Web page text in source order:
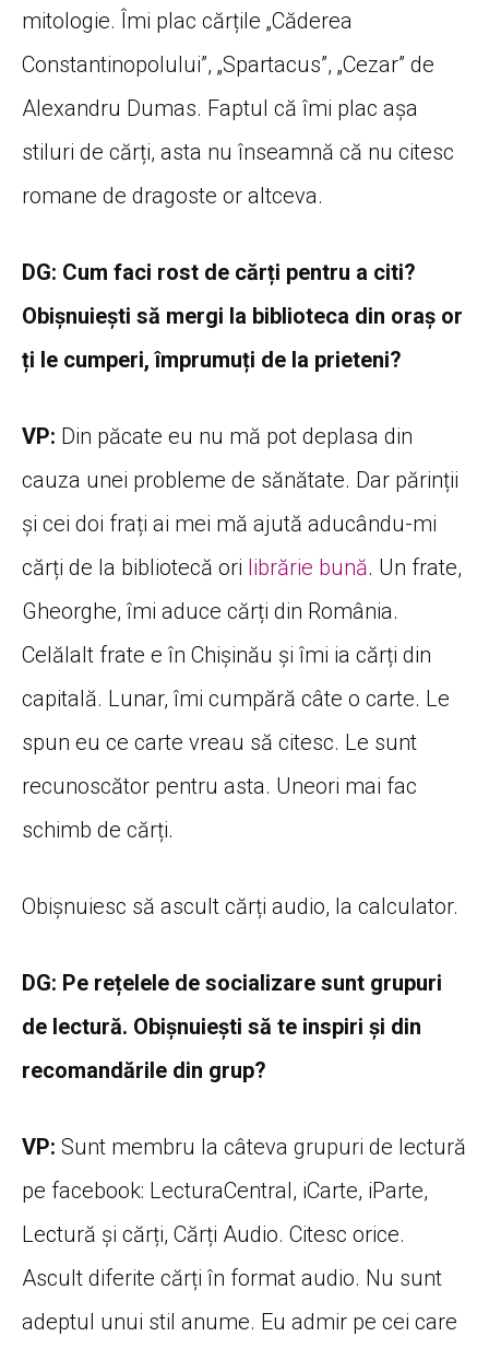
mitologie. Îmi plac cărțile „Căderea
Constantinopolului”, „Spartacus”, „Cezar” de
Alexandru Dumas. Faptul că îmi plac așa
stiluri de cărți, asta nu înseamnă că nu citesc
romane de dragoste or altceva.
DG: Cum faci rost de cărți pentru a citi?
Obișnuiești să mergi la biblioteca din oraș or
ți le cumperi, împrumuți de la prieteni?
VP: Din păcate eu nu mă pot deplasa din
cauza unei probleme de sănătate. Dar părinții
și cei doi frați ai mei mă ajută aducându-mi
cărți de la bibliotecă ori librărie bună. Un frate,
Gheorghe, îmi aduce cărți din România.
Celălalt frate e în Chișinău și îmi ia cărți din
capitală. Lunar, îmi cumpără câte o carte. Le
spun eu ce carte vreau să citesc. Le sunt
recunoscător pentru asta. Uneori mai fac
schimb de cărți.
Obișnuiesc să ascult cărți audio, la calculator.
DG: Pe rețelele de socializare sunt grupuri
de lectură. Obișnuiești să te inspiri și din
recomandările din grup?
VP: Sunt membru la câteva grupuri de lectură
pe facebook: LecturaCentral, iCarte, iParte,
Lectură și cărți, Cărți Audio. Citesc orice.
Ascult diferite cărți în format audio. Nu sunt
adeptul unui stil anume. Eu admir pe cei care